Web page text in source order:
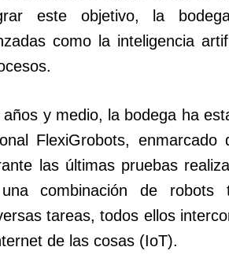
este objetivo, la
como la inteligencia
y medio, la bodega ha
FlexiGrobots, enmarcado
las últimas pruebas
combinación de robots
tareas, todos ellos
de las cosas (IoT).